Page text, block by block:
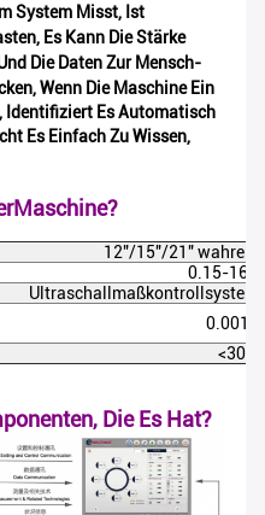
System Misst, Ist
Es Kann Die Stärke
Die Daten Zur Mensch-
Wenn Die Maschine Ein
Identifiziert Es Automatisch
Es Einfach Zu Wissen,
12"/15"/21" wahre
0.15-
Ultraschallmaßkontrollsystem
Die Es Hat?